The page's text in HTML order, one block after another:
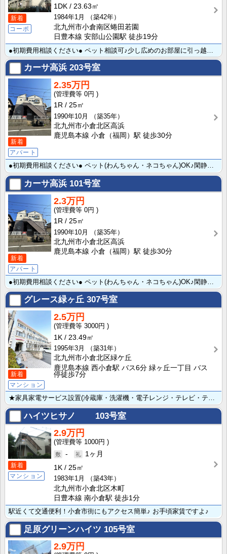
新着
コーポ
1DK
23.63㎡
1984年1月
（築42年）
北九州市小倉南区蜷田若園
日豊本線 安部山公園駅 徒歩19分
カーサ高浜 203号室
新着
アパート
2.35万円
0円
1R
25㎡
1990年10月
（築35年）
北九州市小倉北区高浜
鹿児島本線 小倉（福岡）駅 徒歩30分
●初期費用相談ください● ペット(わんちゃん・ネコちゃん)OK♪閑静な住宅街のロフト付きのアパートで･･･
カーサ高浜 101号室
新着
アパート
2.3万円
0円
1R
25㎡
1990年10月
（築35年）
北九州市小倉北区高浜
鹿児島本線 小倉（福岡）駅 徒歩30分
グレース緑ヶ丘 307号室
新着
マンション
2.5万円
3000円
1K
23.49㎡
1995年3月
（築31年）
北九州市小倉北区緑ケ丘
鹿児島本線 西小倉駅 バス6分 緑ヶ丘一丁目 バス
停徒歩7分
ハイツヒサノ 103号室
新着
マンション
2.9万円
1000円
-
1ヶ月
1K
25㎡
1983年1月
（築43年）
北九州市小倉北区木町
日豊本線 南小倉駅 徒歩1分
駅近くて交通便利！小倉市街にもアクセス簡単♪ お手頃家賃ですよ♪
足原グリーンハイツ 105号室
2.9万円